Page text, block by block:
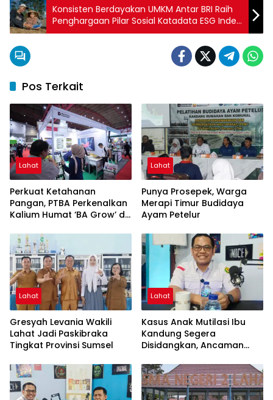
Konsisten Berdayakan UMKM Antar BRI Raih
Penghargaan Pilar Sosial Katadata ESG Index
Awards 2025
Pos Terkait
Lahat
Perkuat Ketahanan
Pangan, PTBA Perkenalkan
Kalium Humat ‘BA Grow’ di
Lahat
Punya Prosepek, Warga
Merapi Timur Budidaya
Ayam Petelur
Lahat
Gresyah Levania Wakili
Lahat Jadi Paskibraka
Tingkat Provinsi Sumsel
Lahat
Kasus Anak Mutilasi Ibu
Kandung Segera
Disidangkan, Ancaman